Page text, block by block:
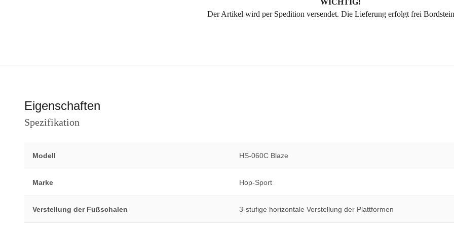
WICHTIG!
Der Artikel wird per Spedition versendet. Die Lieferung erfolgt frei
Eigenschaften
Spezifikation
Modell HS-060C Blaze
Marke Hop-Sport
Verstellung der Fußschalen 3-stufige horizontale Verstellung der Plattformen